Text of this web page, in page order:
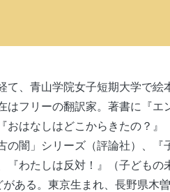
て、青山学院女子短期大学で絵
はフリーの翻訳家。著書に『エ
おはなしはどこからきたの？』
の闇」シリーズ（評論社）、『
『わたしは反対！』（子どもの
ある。東京生まれ、長野県木